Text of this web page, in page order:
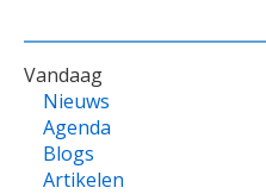
VOET
Vandaag
Nieuws
Agenda
Blogs
Artikelen